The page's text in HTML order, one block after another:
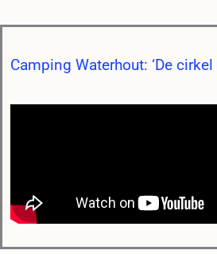
Camping Waterhout: ‘De cirkel